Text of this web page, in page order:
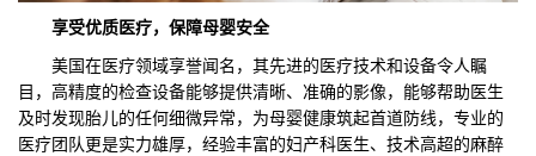
享受优质 医疗，保障母婴安全
美国在医疗领域享誉闻名，其先进的医疗技术和设备令人瞩
目，高精度的检查设备能够提供清晰、准确的影像，能够帮助医生
及时发现胎儿的任何细微异常，为母婴健康筑起首道防线，专业的
医疗团队更是实力雄厚，经验丰富的妇产科医生、技术高超的麻醉